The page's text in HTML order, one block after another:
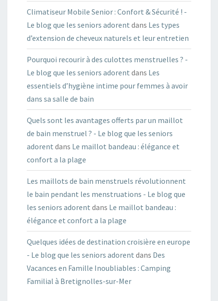
Climatiseur Mobile Senior : Confort & Sécurité ! -
Le blog que les seniors adorent dans Les types
d’extension de cheveux naturels et leur entretien
Pourquoi recourir à des culottes menstruelles ? -
Le blog que les seniors adorent dans Les
essentiels d’hygiène intime pour femmes à avoir
dans sa salle de bain
Quels sont les avantages offerts par un maillot
de bain menstruel ? - Le blog que les seniors
adorent dans Le maillot bandeau : élégance et
confort a la plage
Les maillots de bain menstruels révolutionnent
le bain pendant les menstruations - Le blog que
les seniors adorent dans Le maillot bandeau :
élégance et confort a la plage
Quelques idées de destination croisière en europe
- Le blog que les seniors adorent dans Des
Vacances en Famille Inoubliables : Camping
Familial à Bretignolles-sur-Mer